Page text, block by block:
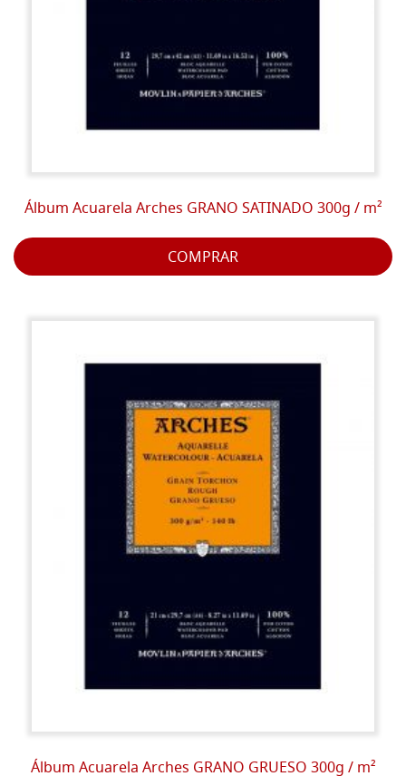
Álbum Acuarela Arches GRANO SATINADO 300g / m²
COMPRAR
Álbum Acuarela Arches GRANO GRUESO 300g / m²